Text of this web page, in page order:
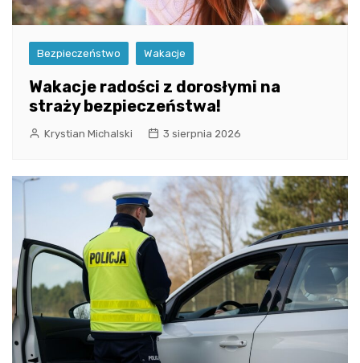
Bezpieczeństwo Wakacje
Wakacje radości z dorosłymi na
straży bezpieczeństwa!
Krystian Michalski 3 sierpnia 2026